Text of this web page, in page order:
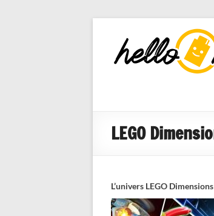
HelloBricks
Blog LEGO,
nouveaut�s
LEGO
L’univers LEGO